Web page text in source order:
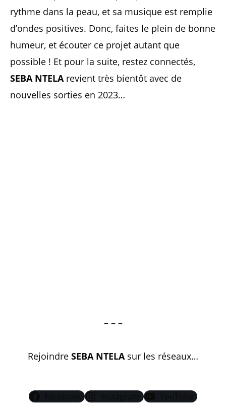
rythme dans la peau, et sa musique est remplie
d’ondes positives. Donc, faites le plein de bonne
humeur, et écouter ce projet autant que
possible ! Et pour la suite, restez connectés,
SEBA NTELArevient très bientôt avec de
nouvelles sorties en 2023…
– – –
Rejoindre SEBA NTELAsur les réseaux…